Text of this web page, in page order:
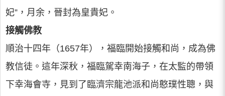
妃”，月余，晉封為皇貴妃。
接觸佛教
順治十四年（1657年），福臨開始接觸和尚，成為佛
教信徒。這年深秋，福臨駕幸南海子，在太監的帶領
下幸海會寺，見到了臨濟宗龍池派和尚憨璞性聰，與